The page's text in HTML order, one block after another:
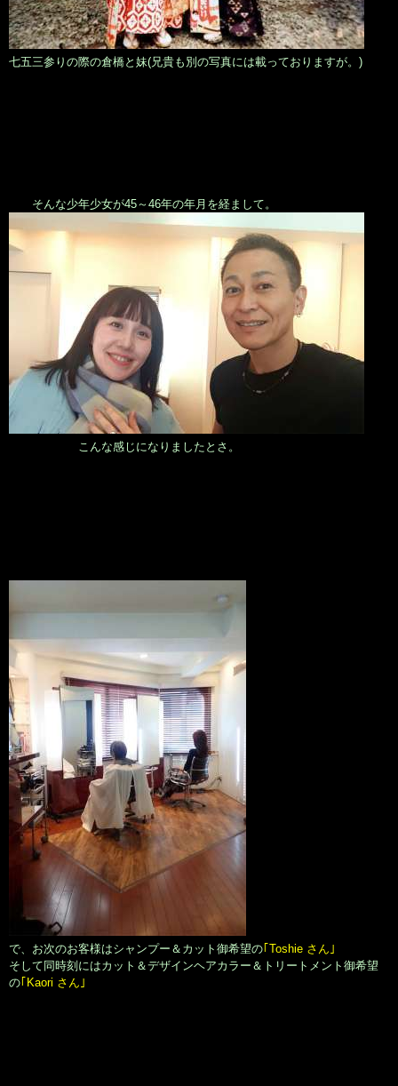
七五三参りの際の倉橋と妹(兄貴も別の写真には載っておりますが。)
そんな少年少女が45～46年の年月を経まして。
こんな感じになりましたとさ。
で、お次のお客様はシャンプー＆カット御希望の｢Toshie さん｣
そして同時刻にはカット＆デザインヘアカラー＆トリートメント御希望
の｢Kaori さん｣